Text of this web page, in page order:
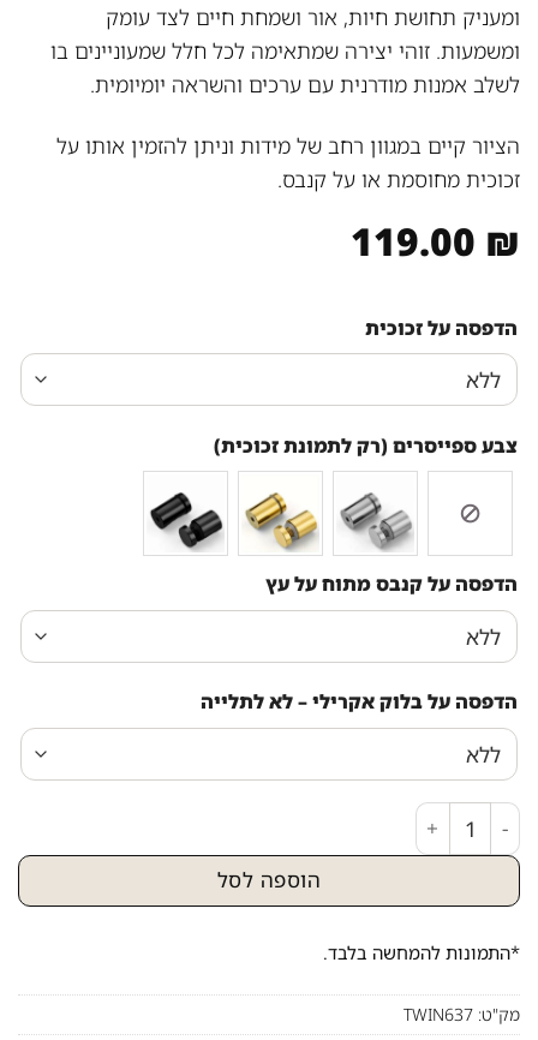
ומעניק תחושת חיות, אור ושמחת חיים לצד עומק
ומשמעות. זוהי יצירה שמתאימה לכל חלל שמעוניינים בו
לשלב אמנות מודרנית עם ערכים והשראה יומיומית.
הציור קיים במגוון רחב של מידות וניתן להזמין אותו על
זכוכית מחוסמת או על קנבס.
119.00 ₪
הדפסה על זכוכית
צבע ספייסרים (רק לתמונת זכוכית)
הדפסה על קנבס מתוח על עץ
הדפסה על בלוק אקרילי – לא לתלייה
כמות של ציור פופ ארט של הרבי מליובאוויטש מחייך
הוספה לסל
*התמונות להמחשה בלבד.
מק"ט: TWIN637